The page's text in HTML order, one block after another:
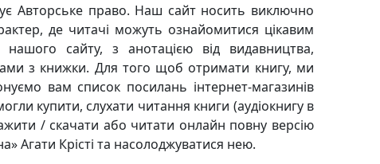
Авторське право. Наш сайт носить виключно
де читачі можуть ознайомитися цікавим
сайту, з анотацією від видавництва,
з книжки. Для того щоб отримати книгу, ми
вам список посилань інтернет-магазинів
купити, слухати читання книги (аудіокнигу в
/ скачати або читати онлайн повну версію
Агати Крісті та насолоджуватися нею.